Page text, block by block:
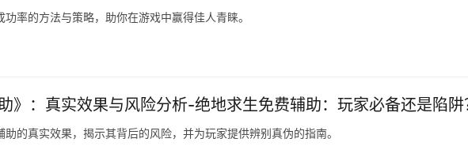
率的方法与策略，助你在游戏中赢得佳人青睐。
》：真实效果与风险分析-绝地求生免费辅助：玩家必备还是陷阱
的真实效果，揭示其背后的风险，并为玩家提供辨别真伪的指南。